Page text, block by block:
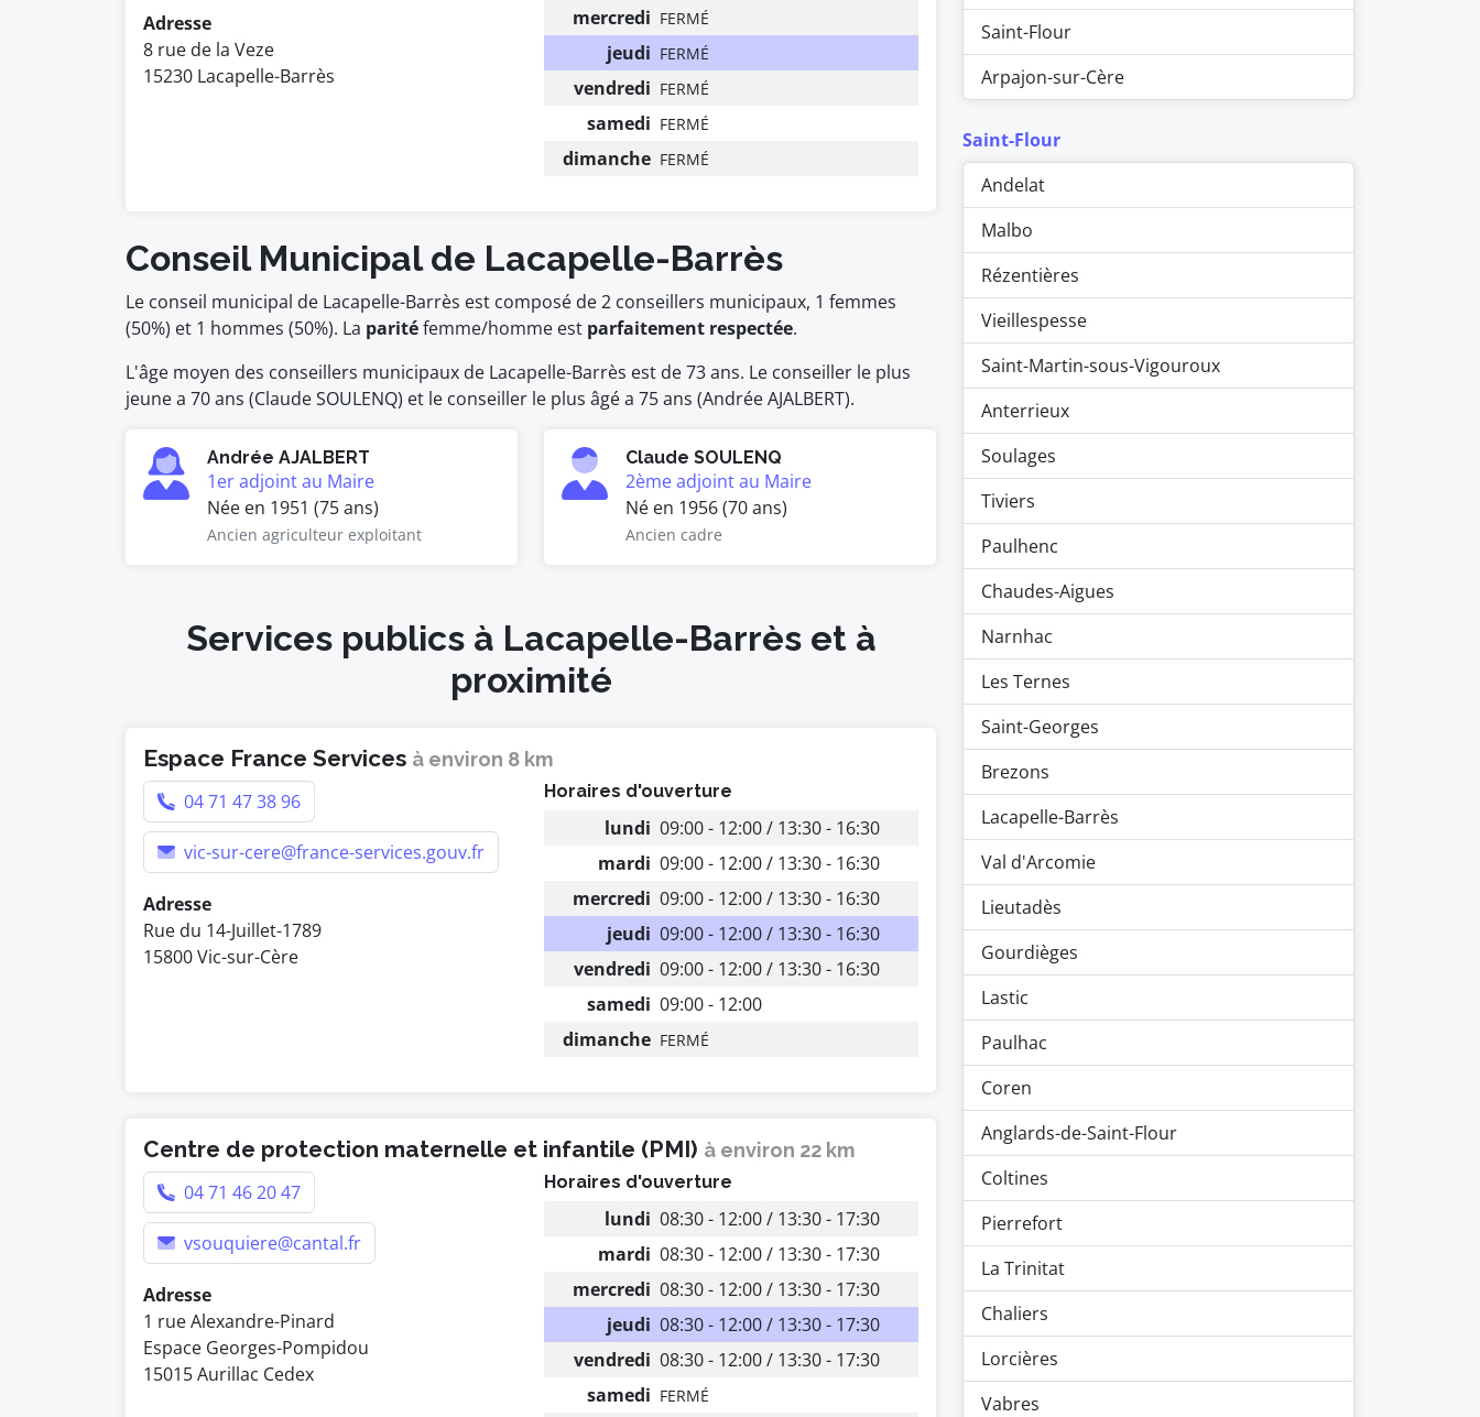
Adresse
8 rue de la Veze
15230 Lacapelle-Barrès
mercredi FERMÉ
jeudi FERMÉ
vendredi FERMÉ
samedi FERMÉ
dimanche FERMÉ
Conseil Municipal de Lacapelle-Barrès
Le conseil municipal de Lacapelle-Barrès est composé de 2 conseillers municipaux, 1 femmes
(50%) et 1 hommes (50%). La paritéfemme/homme est parfaitement respectée.
L'âge moyen des conseillers municipaux de Lacapelle-Barrès est de 73 ans. Le conseiller le plus
jeune a 70 ans (Claude SOULENQ) et le conseiller le plus âgé a 75 ans (Andrée AJALBERT).
Andrée AJALBERT
1er adjoint au Maire
Née en 1951 (75 ans)
Ancien agriculteur exploitant
Claude SOULENQ
2ème adjoint au Maire
Né en 1956 (70 ans)
Ancien cadre
Services publics à Lacapelle-Barrès et à
proximité
Espace France Services à environ 8 km
04 71 47 38 96
vic-sur-cere@france-services.gouv.fr
Adresse
Rue du 14-Juillet-1789
15800 Vic-sur-Cère
Horaires d'ouverture
lundi 09:00 - 12:00 / 13:30 - 16:30
mardi 09:00 - 12:00 / 13:30 - 16:30
mercredi 09:00 - 12:00 / 13:30 - 16:30
jeudi 09:00 - 12:00 / 13:30 - 16:30
vendredi 09:00 - 12:00 / 13:30 - 16:30
samedi 09:00 - 12:00
dimanche FERMÉ
Centre de protection maternelle et infantile (PMI) à environ 22 km
04 71 46 20 47
vsouquiere@cantal.fr
Adresse
1 rue Alexandre-Pinard
Espace Georges-Pompidou
15015 Aurillac Cedex
Horaires d'ouverture
lundi 08:30 - 12:00 / 13:30 - 17:30
mardi 08:30 - 12:00 / 13:30 - 17:30
mercredi 08:30 - 12:00 / 13:30 - 17:30
jeudi 08:30 - 12:00 / 13:30 - 17:30
vendredi 08:30 - 12:00 / 13:30 - 17:30
samedi FERMÉ
Saint-Flour
Arpajon-sur-Cère
Saint-Flour
Andelat
Malbo
Rézentières
Vieillespesse
Saint-Martin-sous-Vigouroux
Anterrieux
Soulages
Tiviers
Paulhenc
Chaudes-Aigues
Narnhac
Les Ternes
Saint-Georges
Brezons
Lacapelle-Barrès
Val d'Arcomie
Lieutadès
Gourdièges
Lastic
Paulhac
Coren
Anglards-de-Saint-Flour
Coltines
Pierrefort
La Trinitat
Chaliers
Lorcières
Vabres